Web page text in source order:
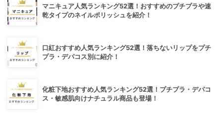
マニキュア人気ランキング52選！おすすめのプチプラや速
乾タイプのネイルポリッシュを紹介！
口紅おすすめ人気ランキング52選！落ちないリップをプチ
プラ・デパコス別に紹介！
化粧下地おすすめ人気ランキング52選！プチプラ・デパコ
ス・敏感肌向けナチュラル商品も登場！